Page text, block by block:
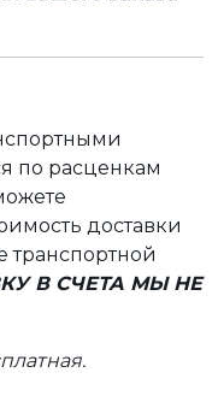
по расценкам
доставки
транспортной
В СЧЕТА МЫ НЕ